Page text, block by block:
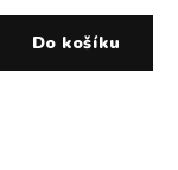
Do košíku